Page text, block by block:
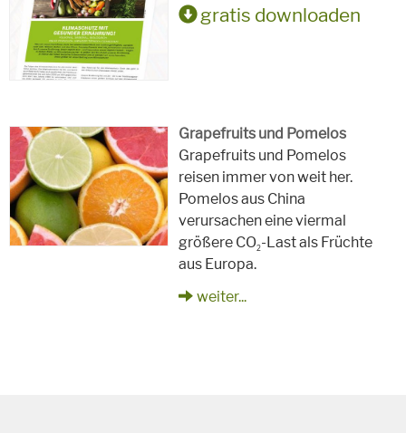
gratis downloaden
Grapefruits und Pomelos
Grapefruits und Pomelos
reisen immer von weit her.
Pomelos aus China
verursachen eine viermal
größere CO2-Last als Früchte
aus Europa.
weiter...